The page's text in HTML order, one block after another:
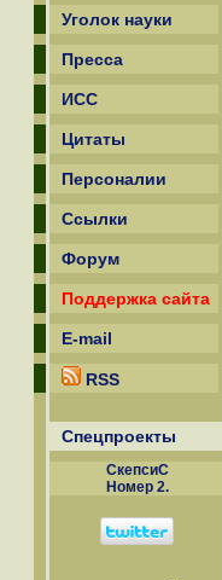
Уголок науки
Пресса
ИСС
Цитаты
Персоналии
Ссылки
Форум
Поддержка сайта
E-mail
RSS
Спецпроекты
СкепсиС
Номер 2.